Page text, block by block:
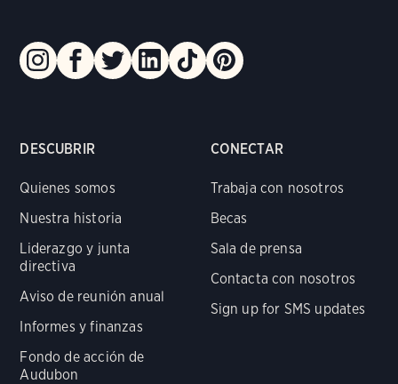
DESCUBRIR
Quienes somos
Nuestra historia
Liderazgo y junta
directiva
Aviso de reunión anual
Informes y finanzas
Fondo de acción de
Audubon
CONECTAR
Trabaja con nosotros
Becas
Sala de prensa
Contacta con nosotros
Sign up for SMS updates